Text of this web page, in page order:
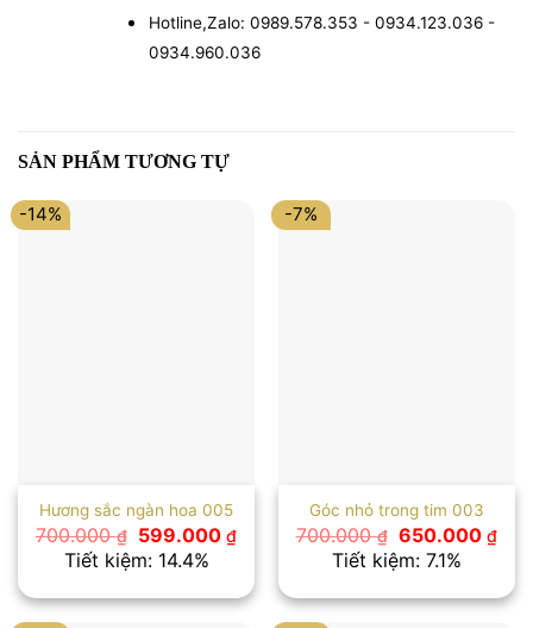
Hotline,Zalo: 0989.578.353 - 0934.123.036 -
0934.960.036
SẢN PHẨM TƯƠNG TỰ
-14%
Hương sắc ngàn hoa 005
700.000₫
Giá
gốc
là:
599.000₫Giá
là:
599.000 ₫.
Tiết kiệm: 14.4%
-7%
Góc nhỏ trong tim 003
700.000₫ Giá
gốc
là:
650.000₫Giá
là:
Tiết kiệm: 7.1%